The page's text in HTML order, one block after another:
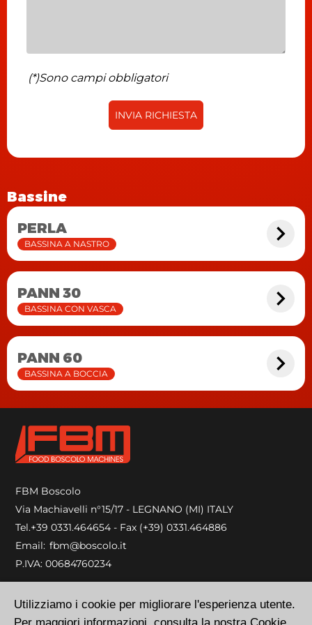
(*)Sono campi obbligatori
INVIA RICHIESTA
Bassine
PERLA
BASSINA A NASTRO
PANN 30
BASSINA CON VASCA
PANN 60
BASSINA A BOCCIA
FBM Boscolo
Via Machiavelli n°15/17 - LEGNANO (MI) ITALY
Tel.+39 0331.464654 - Fax (+39) 0331.464886
Email: fbm@boscolo.it
P.IVA: 00684760234
Privacy Policy
Cookie Policy
Utilizziamo i cookie per migliorare l'esperienza utente.